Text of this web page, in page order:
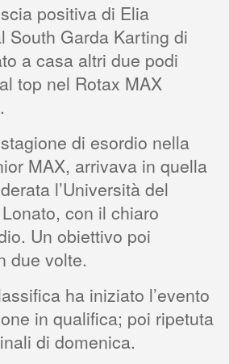
positiva di Elia
South Garda Karting di
a casa altri due podi
top nel Rotax MAX
di esordio nella
MAX, arrivava in quella
l’Università del
con il chiaro
Un obiettivo poi
due volte.
ha iniziato l’evento
in qualifica; poi ripetuta
di domenica.